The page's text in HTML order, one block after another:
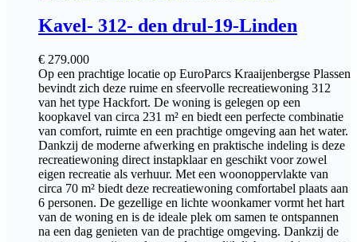
Kavel- 312- den drul-19-Linden
€ 279.000
Op een prachtige locatie op EuroParcs Kraaijenbergse Plassen
bevindt zich deze ruime en sfeervolle recreatiewoning 312
van het type Hackfort. De woning is gelegen op een
koopkavel van circa 231 m² en biedt een perfecte combinatie
van comfort, ruimte en een prachtige omgeving aan het water.
Dankzij de moderne afwerking en praktische indeling is deze
recreatiewoning direct instapklaar en geschikt voor zowel
eigen recreatie als verhuur. Met een woonoppervlakte van
circa 70 m² biedt deze recreatiewoning comfortabel plaats aan
6 personen. De gezellige en lichte woonkamer vormt het hart
van de woning en is de ideale plek om samen te ontspannen
na een dag genieten van de prachtige omgeving. Dankzij de